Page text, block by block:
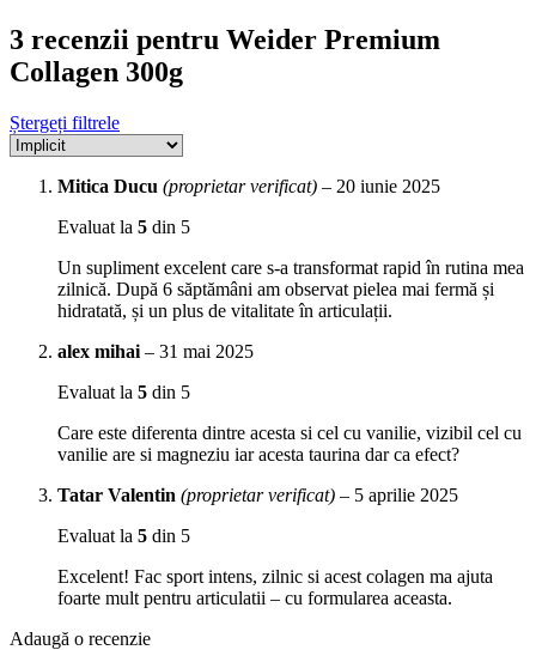
3 recenzii pentru Weider Premium
Collagen 300g
Ștergeți filtrele
Mitica Ducu (proprietar verificat) – 20 iunie 2025
Evaluat la 5 din 5
Un supliment excelent care s‑a transformat rapid în rutina mea
zilnică. După 6 săptămâni am observat pielea mai fermă și
hidratată, și un plus de vitalitate în articulații.
alex mihai – 31 mai 2025
Evaluat la 5 din 5
Care este diferenta dintre acesta si cel cu vanilie, vizibil cel cu
vanilie are si magneziu iar acesta taurina dar ca efect?
Tatar Valentin (proprietar verificat) – 5 aprilie 2025
Evaluat la 5 din 5
Excelent! Fac sport intens, zilnic si acest colagen ma ajuta
foarte mult pentru articulatii – cu formularea aceasta.
Adaugă o recenzie